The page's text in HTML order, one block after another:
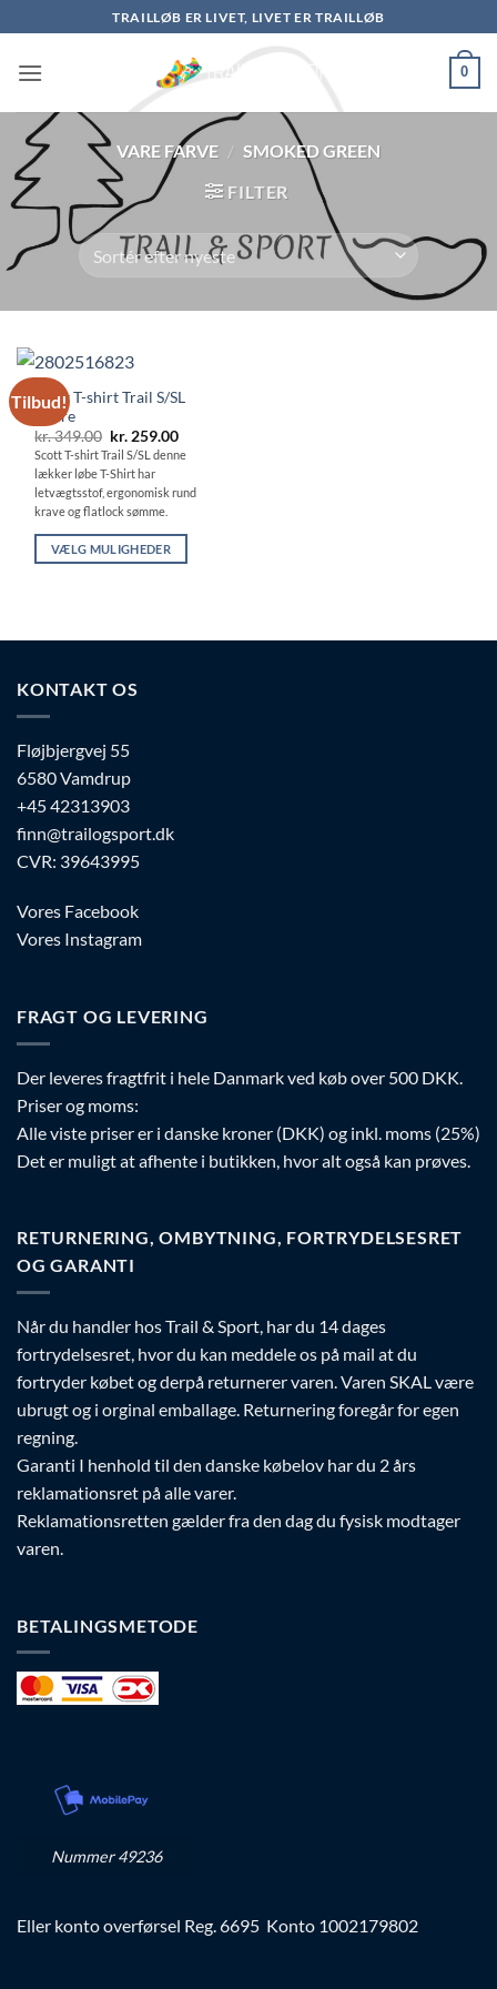
til
indhold
TRAILLØB ER LIVET, LIVET ER TRAILLØB
0
VARE FARVE / SMOKED GREEN
FILTER
Tilbud!
Scott T-shirt Trail S/SL
Herre
kr.349.00 Den
oprindelige
pris
var:
kr. 349.00.
kr. 259.00Den
aktuelle
pris
kr. 259.00.
Scott T-shirt Trail S/SL denne
lækker løbe T-Shirt har
letvægtsstof, ergonomisk rund
krave og flatlock sømme.
VÆLG MULIGHEDER
flere
Mulighederne
kan
på
varesiden
KONTAKT OS
Fløjbjergvej 55
6580 Vamdrup
+45 42313903
finn@trailogsport.dk
CVR: 39643995
Vores Facebook
Vores Instagram
FRAGT OG LEVERING
Der leveres fragtfrit i hele Danmark ved køb over 500 DKK.
Priser og moms:
Alle viste priser er i danske kroner (DKK) og inkl. moms (25%)
Det er muligt at afhente i butikken, hvor alt også kan prøves.
RETURNERING, OMBYTNING, FORTRYDELSESRET
OG GARANTI
Når du handler hos Trail & Sport, har du 14 dages
fortrydelsesret, hvor du kan meddele os på mail at du
fortryder købet og derpå returnerer varen. Varen SKAL være
ubrugt og i orginal emballage. Returnering foregår for egen
regning.
Garanti I henhold til den danske købelov har du 2 års
reklamationsret på alle varer.
Reklamationsretten gælder fra den dag du fysisk modtager
varen.
BETALINGSMETODE
Nummer 49236
Eller konto overførsel Reg. 6695 Konto 1002179802